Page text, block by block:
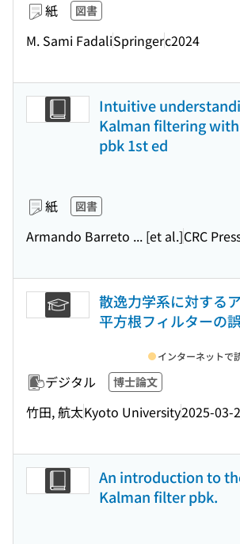
紙 図書
M. Sami FadaliSpringerc2024
Intuitive
Kalman filtering with
pbk 1st ed
紙 図書
Armando Barreto ... [et al.]CRC
散逸力学系に対する
平方根フィルターの
デジタル 博士論文
竹田, 航太Kyoto University2025-03-
インターネットで
An introduction to
Kalman filter pbk.